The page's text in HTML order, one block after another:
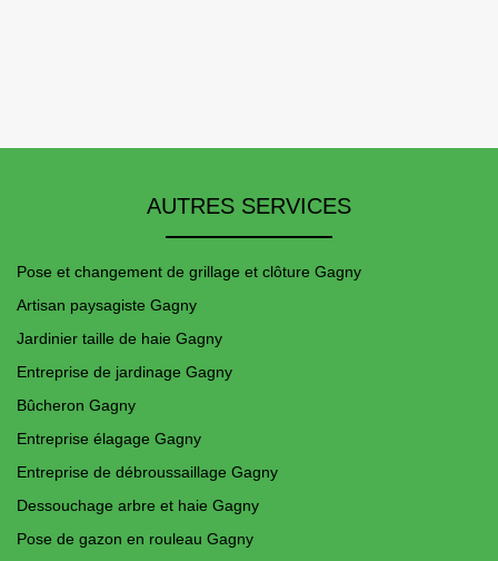
AUTRES SERVICES
Pose et changement de grillage et clôture Gagny
Artisan paysagiste Gagny
Jardinier taille de haie Gagny
Entreprise de jardinage Gagny
Bûcheron Gagny
Entreprise élagage Gagny
Entreprise de débroussaillage Gagny
Dessouchage arbre et haie Gagny
Pose de gazon en rouleau Gagny